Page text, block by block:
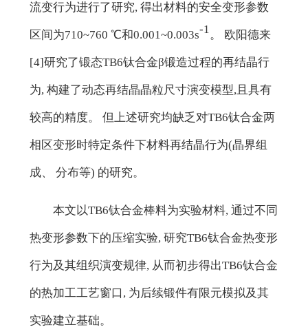
流变行为进行了研究, 得出材料的安全变形参数
区间为710~760 ℃和0.001~0.003s-1。 欧阳德来
[4]研究了锻态TB6钛合金β锻造过程的再结晶行
为, 构建了动态再结晶晶粒尺寸演变模型,且具有
较高的精度。 但上述研究均缺乏对TB6钛合金两
相区变形时特定条件下材料再结晶行为(晶界组
成、 分布等) 的研究。
本文以TB6钛合金棒料为实验材料, 通过不同
热变形参数下的压缩实验, 研究TB6钛合金热变形
行为及其组织演变规律, 从而初步得出TB6钛合金
的热加工工艺窗口, 为后续锻件有限元模拟及其
实验建立基础。